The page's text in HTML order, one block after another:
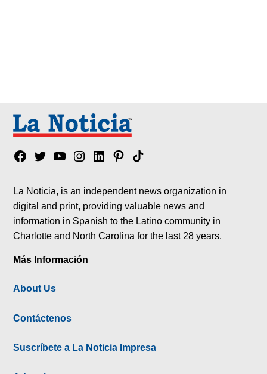
Facebook
TwitterYouTubeInstagram
LinkedinPinterest
Tik
La Noticia, is an independent news organization in
digital and print, providing valuable news and
information in Spanish to the Latino community in
Charlotte and North Carolina for the last 28 years.
Más Información
About Us
Contáctenos
Suscríbete a La Noticia Impresa